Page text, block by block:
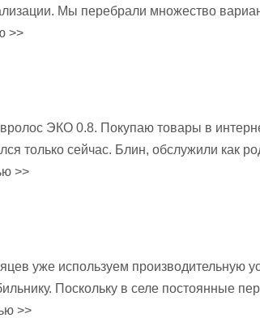
Мы перебрали множество
>>
ЭКО 0.8. Покупаю товары в
только сейчас. Блин, обслужили как
>>
уже используем производительную
Поскольку в селе постоянные
>>